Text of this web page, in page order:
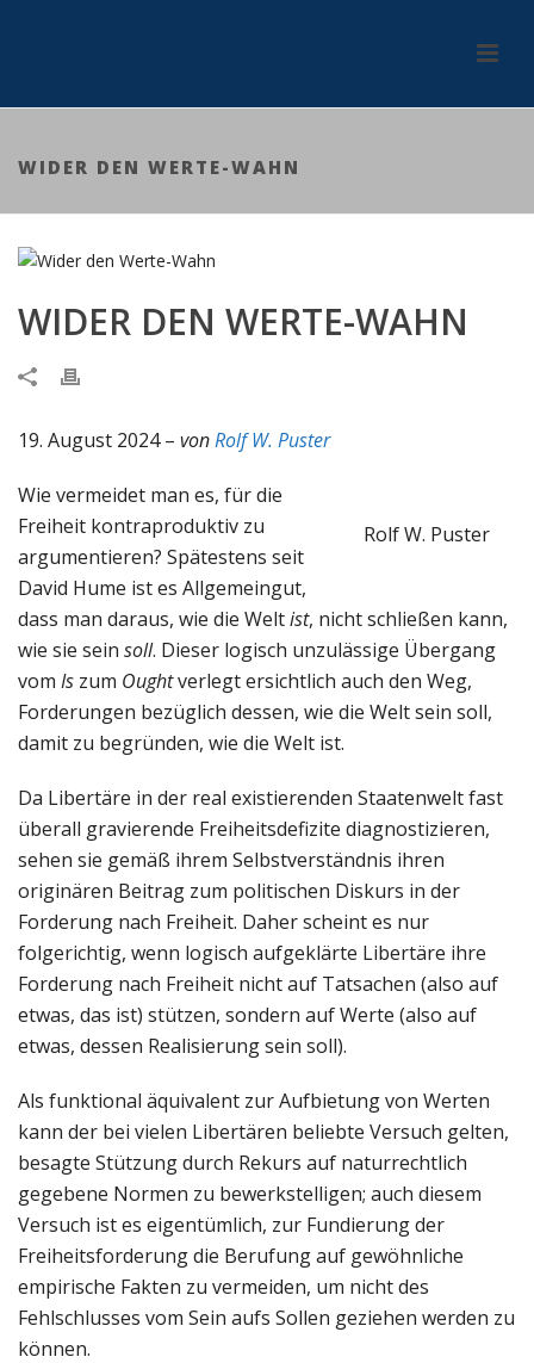
WIDER DEN WERTE-WAHN
WIDER DEN WERTE-WAHN
19. August 2024 – vonRolf W. Puster
Rolf W. Puster
Wie vermeidet man es, für die
Freiheit kontraproduktiv zu
argumentieren? Spätestens seit
David Hume ist es Allgemeingut,
dass man daraus, wie die Weltist, nicht schließen kann,
wie sie sein soll. Dieser logisch unzulässige Übergang
vom Is zum Oughtverlegt ersichtlich auch den Weg,
Forderungen bezüglich dessen, wie die Welt sein soll,
damit zu begründen, wie die Welt ist.
Da Libertäre in der real existierenden Staatenwelt fast
überall gravierende Freiheitsdefizite diagnostizieren,
sehen sie gemäß ihrem Selbstverständnis ihren
originären Beitrag zum politischen Diskurs in der
Forderung nach Freiheit. Daher scheint es nur
folgerichtig, wenn logisch aufgeklärte Libertäre ihre
Forderung nach Freiheit nicht auf Tatsachen (also auf
etwas, das ist) stützen, sondern auf Werte (also auf
etwas, dessen Realisierung sein soll).
Als funktional äquivalent zur Aufbietung von Werten
kann der bei vielen Libertären beliebte Versuch gelten,
besagte Stützung durch Rekurs auf naturrechtlich
gegebene Normen zu bewerkstelligen; auch diesem
Versuch ist es eigentümlich, zur Fundierung der
Freiheitsforderung die Berufung auf gewöhnliche
empirische Fakten zu vermeiden, um nicht des
Fehlschlusses vom Sein aufs Sollen geziehen werden zu
können.